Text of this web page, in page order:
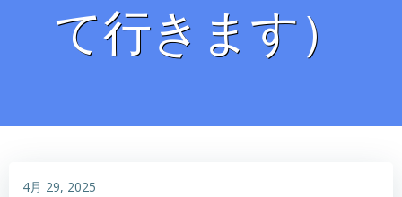
て行きます）
4月 29, 2025